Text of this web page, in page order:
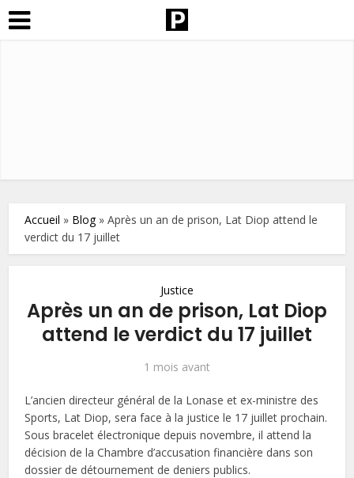
Accueil » Blog»Après un an de prison, Lat Diop attend le
verdict du 17 juillet
Justice
Après un an de prison, Lat Diop
attend le verdict du 17 juillet
1 mois avant
L’ancien directeur général de la Lonase et ex-ministre des
Sports, Lat Diop, sera face à la justice le 17 juillet prochain.
Sous bracelet électronique depuis novembre, il attend la
décision de la Chambre d’accusation financière dans son
dossier de détournement de deniers publics.